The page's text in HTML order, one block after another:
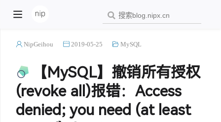
NipGeihou 2019-05-25 MySQL
【MySQL】撤销所有授权
(revoke all)报错：Access
denied; you need (at least